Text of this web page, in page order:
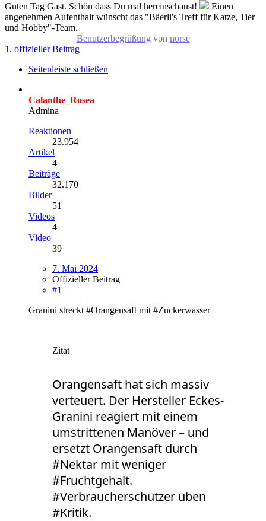
Guten Tag Gast. Schön dass Du mal hereinschaust!
Einen
angenehmen Aufenthalt wünscht das "Bäerli's Treff für Katze, Tier
und Hobby"-Team.
Benutzerbegrüßung von norse
1. offizieller Beitrag
Seitenleiste schließen
Calanthe_Rosea
Admina
Reaktionen
23.954
Artikel
4
Beiträge
32.170
Bilder
51
Videos
4
Video
39
7. Mai 2024
Offizieller Beitrag
#1
Granini streckt #Orangensaft mit #Zuckerwasser
Zitat
Orangensaft hat sich massiv
verteuert. Der Hersteller Eckes-
Granini reagiert mit einem
umstrittenen Manöver – und
ersetzt Orangensaft durch
#Nektar mit weniger
#Fruchtgehalt.
#Verbraucherschützer üben
#Kritik.